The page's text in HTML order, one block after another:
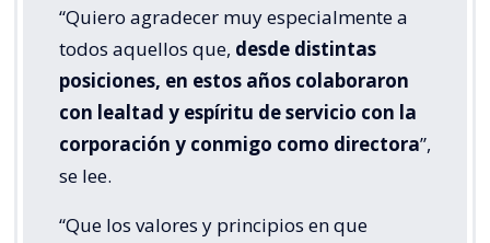
“Quiero agradecer muy especialmente a
todos aquellos que, desde distintas
posiciones, en estos años colaboraron
con lealtad y espíritu de servicio con la
corporación y conmigo como directora”,
se lee.
“Que los valores y principios en que